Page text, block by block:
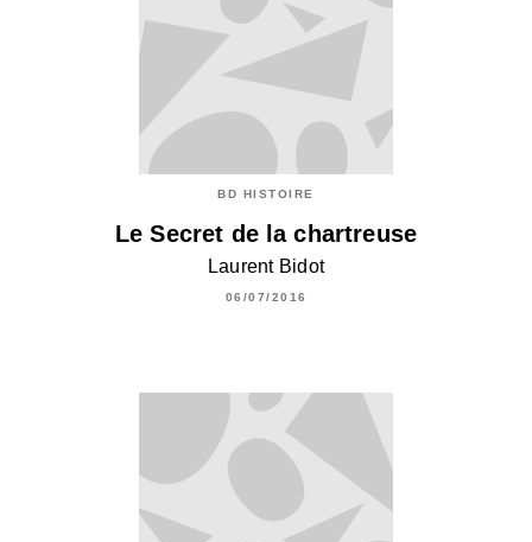
BD HISTOIRE
Le Secret de la chartreuse
Laurent Bidot
06/07/2016